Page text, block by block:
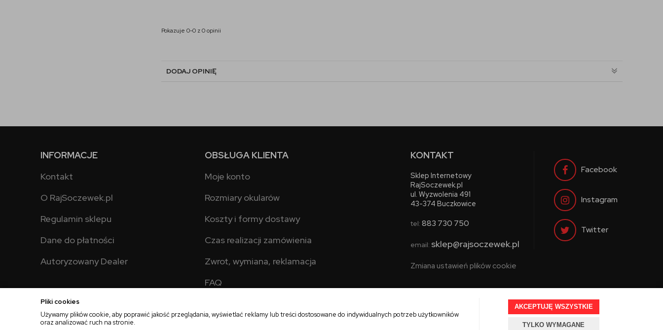
Pliki cookies
Używamy plików cookie, aby poprawić jakość przeglądania, wyświetlać reklamy lub treści dostosowane do indywidualnych potrzeb użytkowników
oraz analizować ruch na stronie.
AKCEPTUJĘ WSZYSTKIE
TYLKO WYMAGANE
Pokazuje 0-0 z 0 opinii
DODAJ OPINIĘ
INFORMACJE
Kontakt
O RajSoczewek.pl
Regulamin sklepu
Dane do płatności
Autoryzowany Dealer
OBSŁUGA KLIENTA
Moje konto
Rozmiary okularów
Koszty i formy dostawy
Czas realizacji zamówienia
Zwrot, wymiana, reklamacja
FAQ
KONTAKT
Sklep Internetowy
RajSoczewek.pl
ul. Wyzwolenia 491
43-374 Buczkowice
tel: 883 730 750
email: sklep@rajsoczewek.pl
Zmiana ustawień plików cookie
Facebook
Instagram
Twitter